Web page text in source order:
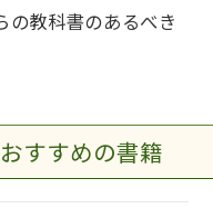
の教科書のあるべき
すすめの書籍